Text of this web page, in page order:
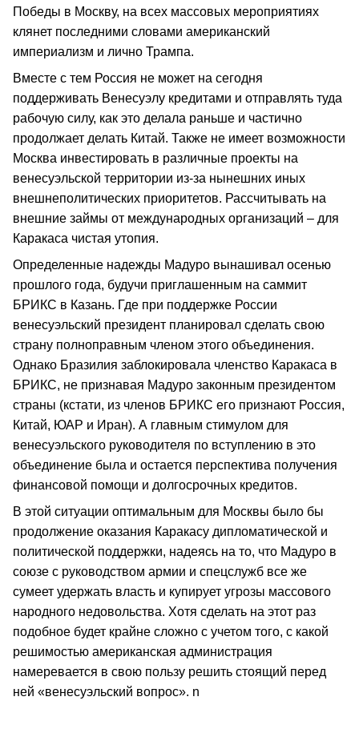
Победы в Москву, на всех массовых мероприятиях
клянет последними словами американский
империализм и лично Трампа.
Вместе с тем Россия не может на сегодня
поддерживать Венесуэлу кредитами и отправлять туда
рабочую силу, как это делала раньше и частично
продолжает делать Китай. Также не имеет возможности
Москва инвестировать в различные проекты на
венесуэльской территории из-за нынешних иных
внешнеполитических приоритетов. Рассчитывать на
внешние займы от международных организаций – для
Каракаса чистая утопия.
Определенные надежды Мадуро вынашивал осенью
прошлого года, будучи приглашенным на саммит
БРИКС в Казань. Где при поддержке России
венесуэльский президент планировал сделать свою
страну полноправным членом этого объединения.
Однако Бразилия заблокировала членство Каракаса в
БРИКС, не признавая Мадуро законным президентом
страны (кстати, из членов БРИКС его признают Россия,
Китай, ЮАР и Иран). А главным стимулом для
венесуэльского руководителя по вступлению в это
объединение была и остается перспектива получения
финансовой помощи и долгосрочных кредитов.
В этой ситуации оптимальным для Москвы было бы
продолжение оказания Каракасу дипломатической и
политической поддержки, надеясь на то, что Мадуро в
союзе с руководством армии и спецслужб все же
сумеет удержать власть и купирует угрозы массового
народного недовольства. Хотя сделать на этот раз
подобное будет крайне сложно с учетом того, с какой
решимостью американская администрация
намеревается в свою пользу решить стоящий перед
ней «венесуэльский вопрос». n